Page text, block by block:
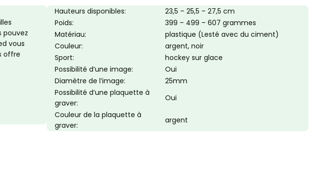
pouvez
vous
offre
Hauteurs disponibles:
23,5 – 25,5 – 27,5 cm
Poids:
399 – 499 – 607 grammes
Matériau:
plastique (Lesté avec du ciment)
Couleur:
argent, noir
Sport:
hockey sur glace
Possibilité d’une image:
Oui
Diamètre de l’image:
25mm
Possibilité d’une plaquette à
graver:
Oui
Couleur de la plaquette à
graver:
argent